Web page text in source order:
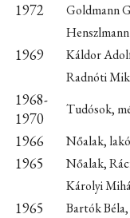
1972
Goldmann
1969
Káldor
Radnóti
1968-
1970
Tudósok,
1966 Nőalak,
1965
Nőalak,
Károlyi
1965 Bartók